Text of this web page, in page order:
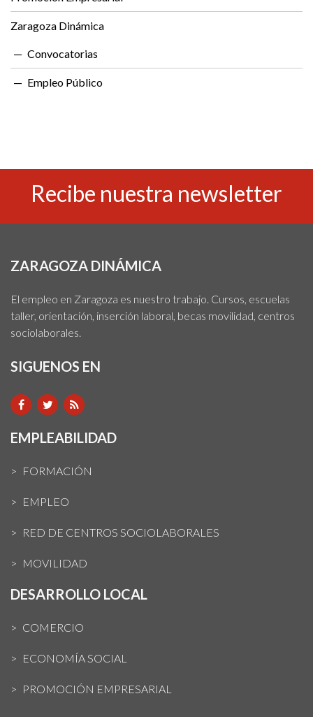
Zaragoza Dinámica
Convocatorias
Empleo Público
Recibe nuestra newsletter
ZARAGOZA DINÁMICA
El empleo en Zaragoza es nuestro trabajo. Cursos, escuelas
taller, orientación, inserción laboral, becas movilidad, centros
sociolaborales.
SIGUENOS EN
EMPLEABILIDAD
FORMACIÓN
EMPLEO
RED DE CENTROS SOCIOLABORALES
MOVILIDAD
DESARROLLO LOCAL
COMERCIO
ECONOMÍA SOCIAL
PROMOCIÓN EMPRESARIAL